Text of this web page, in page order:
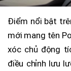
Điểm nổi bật
mới mang tên
xóc chủ động
điều chỉnh lưu